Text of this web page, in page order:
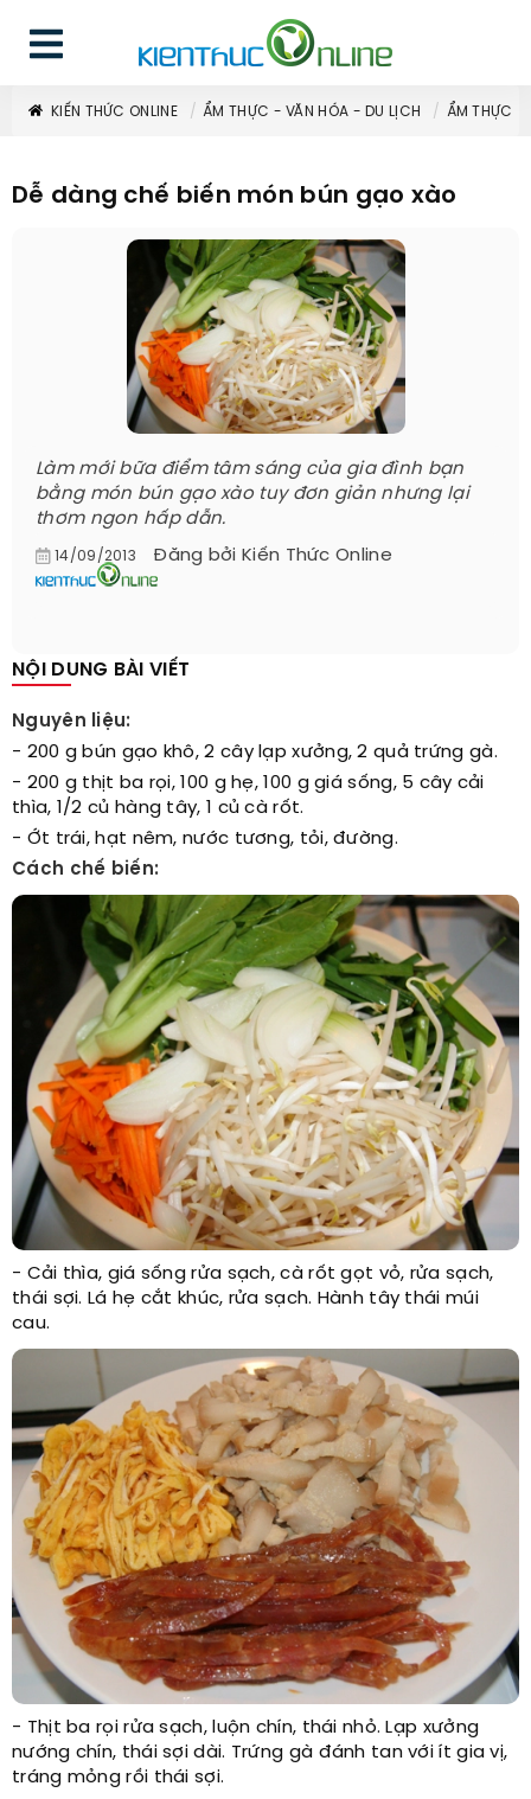
KIẾN THỨC ONLINE ẨM THỰC - VĂN HÓA - DU LỊCH ẨM THỰC
Dễ dàng chế biến món bún gạo xào
Làm mới bữa điểm tâm sáng của gia đình bạn
bằng món bún gạo xào tuy đơn giản nhưng lại
thơm ngon hấp dẫn.
14/09/2013 Đăng bởi Kiến Thức Online
NỘI DUNG BÀI VIẾT
Nguyên liệu:
- 200 g bún gạo khô, 2 cây lạp xưởng, 2 quả trứng gà.
- 200 g thịt ba rọi, 100 g hẹ, 100 g giá sống, 5 cây cải
thìa, 1/2 củ hàng tây, 1 củ cà rốt.
- Ớt trái, hạt nêm, nước tương, tỏi, đường.
Cách chế biến:
- Cải thìa, giá sống rửa sạch, cà rốt gọt vỏ, rửa sạch,
thái sợi. Lá hẹ cắt khúc, rửa sạch. Hành tây thái múi
cau.
- Thịt ba rọi rửa sạch, luộn chín, thái nhỏ. Lạp xưởng
nướng chín, thái sợi dài. Trứng gà đánh tan với ít gia vị,
tráng mỏng rồi thái sợi.